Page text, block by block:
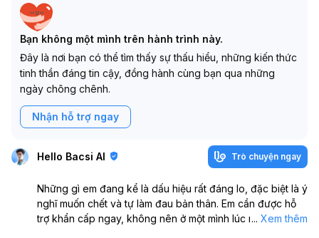
Bạn không một mình trên hành trình này.
Đây là nơi bạn có thể tìm thấy sự thấu hiểu, những kiến thức
tinh thần đáng tin cậy, đồng hành cùng bạn qua những
ngày chông chênh.
Nhận hỗ trợ ngay
Hello Bacsi AI Trò chuyện ngay
Những gì em đang kể là dấu hiệu rất đáng lo, đặc biệt là ý
nghĩ muốn chết và tự làm đau bản thân. Em cần được hỗ
trợ khẩn cấp ngay, không nên ở một mình lúc này. Đây có
... Xem thêm